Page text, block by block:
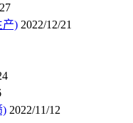
产) 2022/12/21
) 2022/11/12